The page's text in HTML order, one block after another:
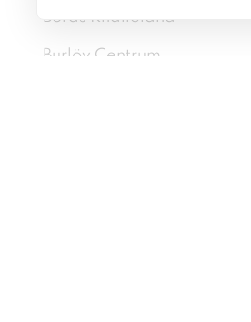
Borås Knalleland
Burlöv Centrum